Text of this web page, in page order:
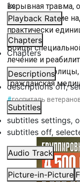
1x
Playback Rate
Chapters
Chapters
Descriptions
descriptions off,
Subtitles
subtitles settings,
subtitles off,
Audio Track
Picture-in-Picture
взрывная травма,
превалирующие
практически
Бойцы
лечение и
Северной
Гражданская
#госпиталь